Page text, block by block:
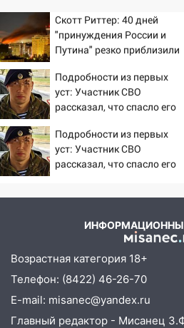
судить за неуплату
налогов
09:28
Дети на дорогах:
велосипедисты,
пешеходы. Обзор
Ульяновской области
08:30
Поджог со
домов и выстрел за
07:50
Какая погоды
Ульяновске останется
утра 10 августа
05:18
Судьба готовит
на 8 августа — кому
деньгами, а кого ждет
встреча
Скотт Риттер: 40 дней
"принуждения России и
Путина" резко приблизили
Подробности из первых
уст: Участник СВО
рассказал, что спасло его
Подробности из первых
уст: Участник СВО
рассказал, что спасло его
Возрастная категория 18+
Телефон: (8422) 46-26-70
E-mail: misanec@yandex.ru
Главный редактор - Мисанец